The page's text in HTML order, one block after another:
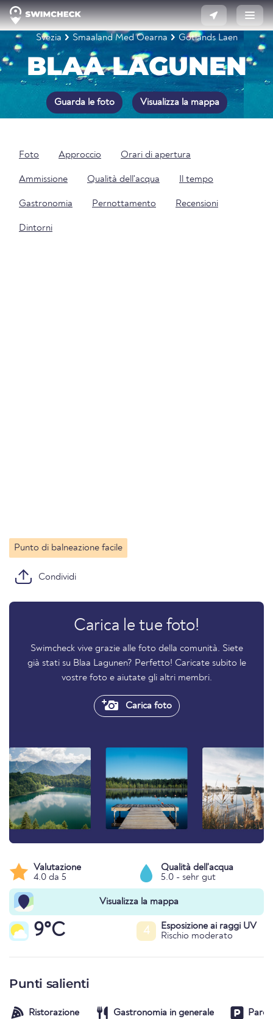
Svezia Smaaland Med Oearna Gotlands Laen
BLAA LAGUNEN
Guarda le foto Visualizza la mappa
Foto Approccio Orari di apertura
Ammissione Qualità dell'acqua Il tempo
Gastronomia Pernottamento Recensioni
Dintorni
Punto di balneazione facile
Condividi
Carica le tue foto!
Swimcheck vive grazie alle foto della comunità. Siete
già stati su Blaa Lagunen? Perfetto! Caricate subito le
vostre foto e aiutate gli altri membri.
Carica foto
Valutazione
4.0 da 5
Qualità dell'acqua
5.0 - sehr gut
Visualizza la mappa
9°C 4
Esposizione ai raggi UV
Rischio moderato
Punti salienti
Ristorazione Gastronomia in generale